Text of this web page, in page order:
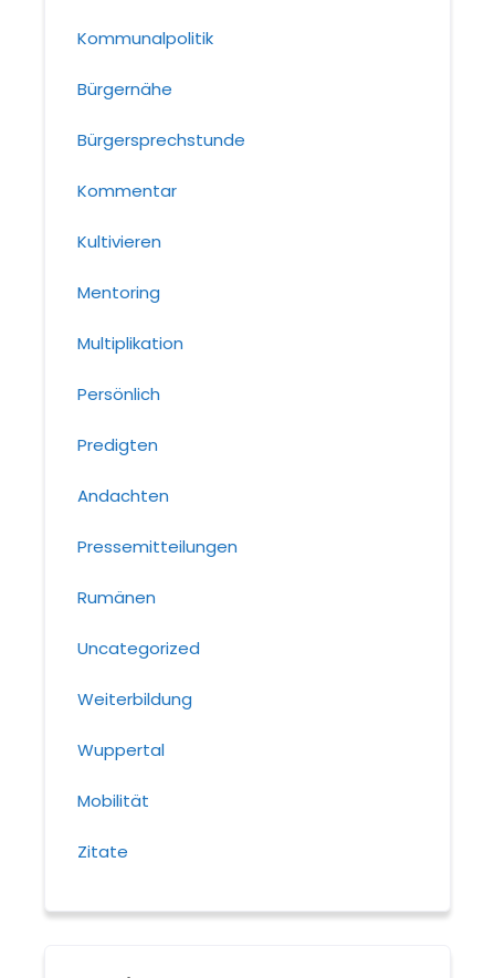
Kommunalpolitik
Bürgernähe
Bürgersprechstunde
Kommentar
Kultivieren
Mentoring
Multiplikation
Persönlich
Predigten
Andachten
Pressemitteilungen
Rumänen
Uncategorized
Weiterbildung
Wuppertal
Mobilität
Zitate